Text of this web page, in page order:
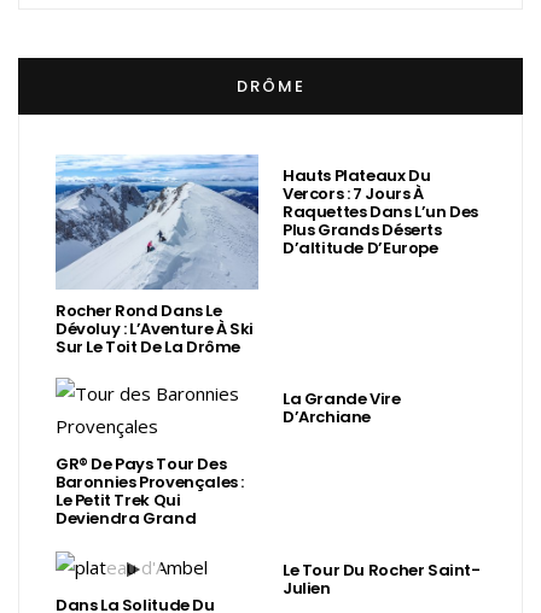
DRÔME
Rocher Rond Dans Le
Dévoluy : L’Aventure À Ski
Sur Le Toit De La Drôme
Hauts Plateaux Du
Vercors : 7 Jours À
Raquettes Dans L’un Des
Plus Grands Déserts
D’altitude D’Europe
GR® De Pays Tour Des
Baronnies Provençales :
Le Petit Trek Qui
Deviendra Grand
La Grande Vire
D’Archiane
Dans La Solitude Du
Le Tour Du Rocher Saint-
Julien